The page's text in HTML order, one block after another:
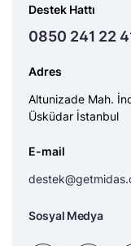
Destek Hattı
0850 241 22
Adres
Altunizade Mah.
Üsküdar İstanbul
E-mail
Sosyal Medya